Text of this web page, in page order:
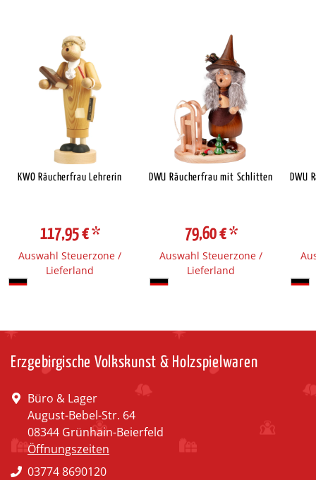
KWO Räucherfrau Lehrerin
117,95 €*
Auswahl Steuerzone /
Lieferland
DWU Räucherfrau mit Schlitten
79,60 €*
Auswahl Steuerzone /
Lieferland
DWU
Erzgebirgische Volkskunst & Holzspielwaren
Büro & Lager
August-Bebel-Str. 64
08344 Grünhain-Beierfeld
Öffnungszeiten
03774 8690120